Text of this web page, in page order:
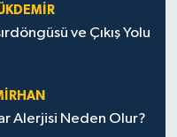
ve Çıkış Yolu
Alerjisi Neden Olur?